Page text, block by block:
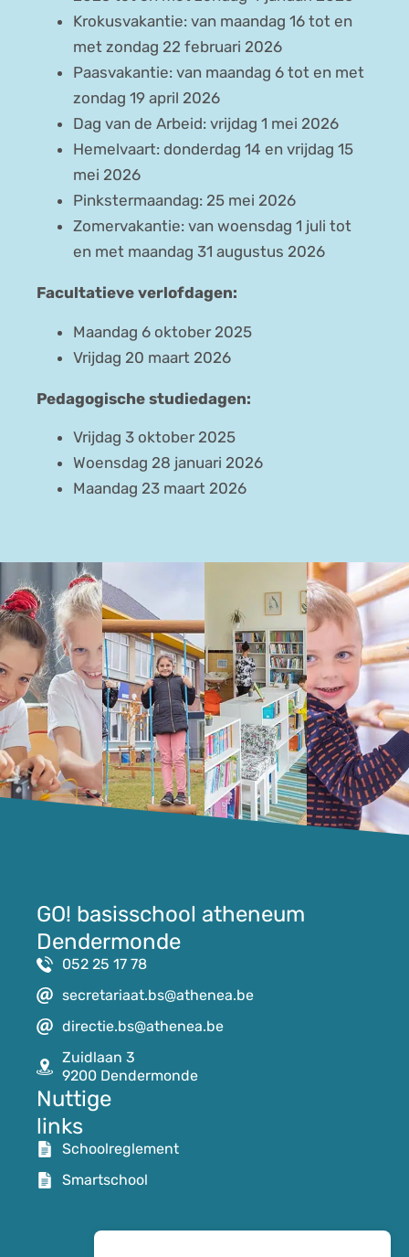
Krokusvakantie: van maandag 16 tot en
met zondag 22 februari 2026
Paasvakantie: van maandag 6 tot en met
zondag 19 april 2026
Dag van de Arbeid: vrijdag 1 mei 2026
Hemelvaart: donderdag 14 en vrijdag 15
mei 2026
Pinkstermaandag: 25 mei 2026
Zomervakantie: van woensdag 1 juli tot
en met maandag 31 augustus 2026
Facultatieve verlofdagen:
Maandag 6 oktober 2025
Vrijdag 20 maart 2026
Pedagogische studiedagen:
Vrijdag 3 oktober 2025
Woensdag 28 januari 2026
Maandag 23 maart 2026
GO! basisschool atheneum
Dendermonde
052 25 17 78
secretariaat.bs@athenea.be
directie.bs@athenea.be
Zuidlaan 3
9200 Dendermonde
Nuttige
links
Schoolreglement
Smartschool